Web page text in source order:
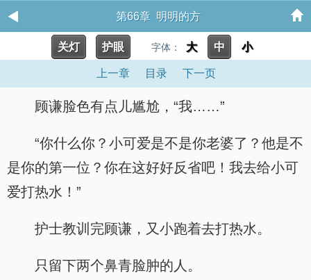
第66章 明明的方
关灯 护眼 字体： 大 中 小
上一章 目录 下一页
顾谦脸色有点儿尴尬，“我……”
“你什么你？小可爱是不是你老婆了？他是不
是你的第一位？你在这好好反省吧！我去给小可
爱打热水！”
护士教训完顾谦，又小跑着去打热水。
只留下两个鼻青脸肿的人。